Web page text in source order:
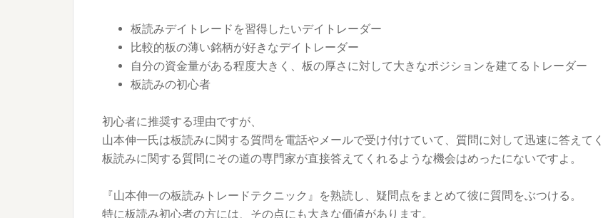
板読みデイトレードを習得したいデイトレーダー
比較的板の薄い銘柄が好きなデイトレーダー
自分の資金量がある程度大きく、板の厚さに対して大きなポジションを建てるトレーダー
板読みの初心者
初心者に推奨する理由ですが、
山本伸一氏は板読みに関する質問を電話やメールで受け付けていて、質問に対して迅速に答えてく
板読みに関する質問にその道の専門家が直接答えてくれるような機会はめったにないですよ。
『山本伸一の板読みトレードテクニック』を熟読し、疑問点をまとめて彼に質問をぶつける。
特に板読み初心者の方には、その点にも大きな価値があります。